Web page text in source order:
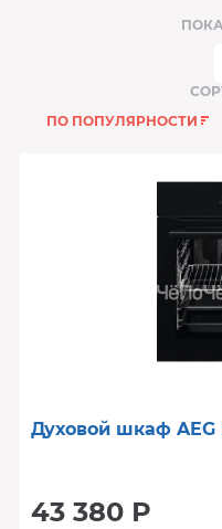
ПО ПОПУЛЯРНОСТИ
Духовой шкаф AEG
43 380 Р